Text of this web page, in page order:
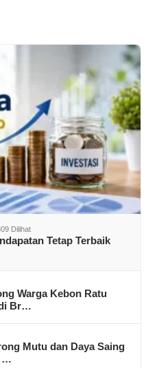
Dilihat
Tetap Terbaik
Warga Kebon Ratu
Br…
Mutu dan Daya Saing
…